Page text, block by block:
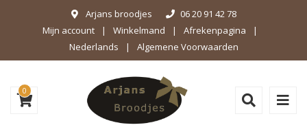
Arjans broodjes
06 20 91 42 78
Mijn account
Winkelmand
Afrekenpagina
Nederlands
Algemene Voorwaarden
0